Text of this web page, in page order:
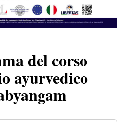
del corso
ayurvedico